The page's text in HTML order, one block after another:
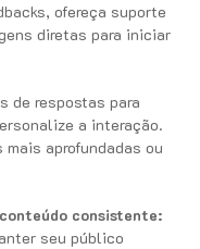
ofereça suporte
diretas para iniciar
de respostas para
a interação.
aprofundadas ou
consistente:
seu público